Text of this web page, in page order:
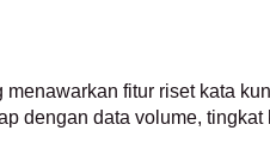
fitur riset kata
dengan data volume,